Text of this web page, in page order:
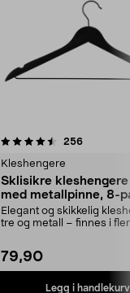
256
Kleshengere
Sklisikre
med metallpinne, 8-
Elegant og skikkelig
tre og metall – finnes i
79,90
Legg i handlekurv
4.5av 5 stjerner